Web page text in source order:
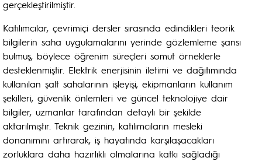
gerçekleştirilmiştir.
Katılımcılar, çevrimiçi dersler sırasında edindikleri teorik
bilgilerin saha uygulamalarını yerinde gözlemleme şansı
bulmuş, böylece öğrenim süreçleri somut örneklerle
desteklenmiştir. Elektrik enerjisinin iletimi ve dağıtımında
kullanılan şalt sahalarının işleyişi, ekipmanların kullanım
şekilleri, güvenlik önlemleri ve güncel teknolojiye dair
bilgiler, uzmanlar tarafından detaylı bir şekilde
aktarılmıştır. Teknik gezinin, katılımcıların mesleki
donanımını artırarak, iş hayatında karşılaşacakları
zorluklara daha hazırlıklı olmalarına katkı sağladığı